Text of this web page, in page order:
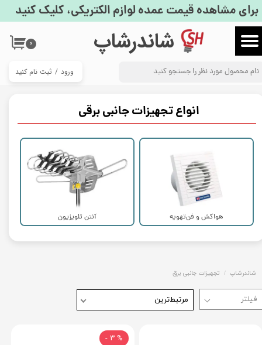
​شاندرشاپ
ورود / ثبت نام کنید
حساب کاربری من
تغییر گذر واژه
سفارشات
خروج از حساب کاربری
۰
برای مشاهده قیمت عمده لوازم الکتریکی، کلیک کنید
انواع تجهیزات جانبی برقی
هواکش و فن‌تهویه آنتن تلویزیون
شاندرشاپ تجهیزات جانبی برق
مرتبط‌ترین
% 3 -